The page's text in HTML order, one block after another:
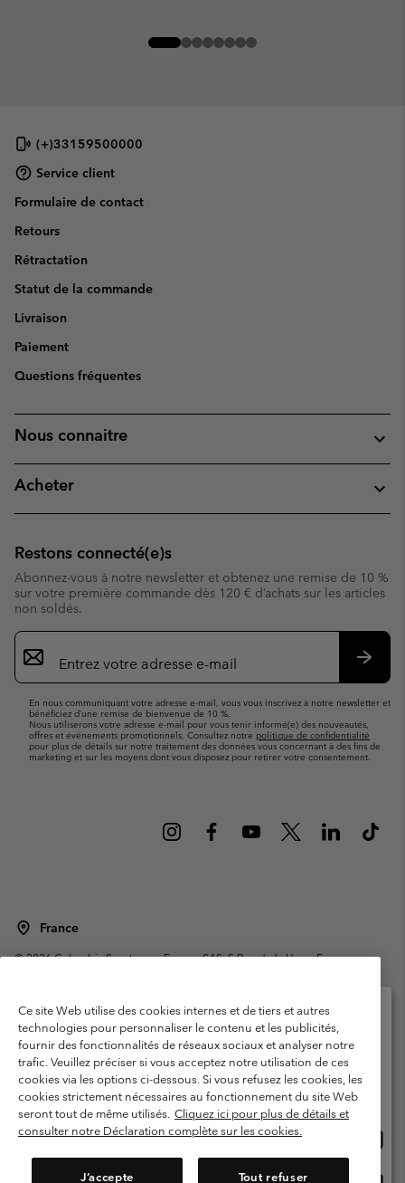
(+)33159500000
Service client
Formulaire de contact
Retours
Rétractation
Statut de la commande
Livraison
Paiement
Questions fréquentes
Nous connaitre
Acheter
Restons connecté(e)s
Abonnez-vous à notre newsletter et obtenez une remise de 10 %
sur votre première commande dès 120 € d’achats sur les articles
non soldés.
Inscription
par
e-
En nous communiquant votre adresse e-mail, vous vous inscrivez à notre newsletter et
bénéficiez d’une remise de bienvenue de 10 %.
Nous utiliserons votre adresse e-mail pour vous tenir informé(e) des nouveautés,
offres et événements promotionnels. Consultez notre politique de confidentialité
pour plus de détails sur notre traitement des données vous concernant à des fins de
marketing et sur les moyens dont vous disposez pour retirer votre consentement.
France
©2026Columbia Sportswear Europe SAS. 5 Rue de la Haye, Espace
Garanties Légales
Politique de confidentialité
Conditions d'utilisation - Membres
Conditions D'utilisation - Contenu généré par l'utilisateur
Impressum
Cookies
Public CBCR
Service client: Lun - Sam de 9h à 13h et de 14h à 18h
Ce site Web utilise des cookies internes et de tiers et autres
technologies pour personnaliser le contenu et les publicités,
fournir des fonctionnalités de réseaux sociaux et analyser notre
trafic. Veuillez préciser si vous acceptez notre utilisation de ces
cookies via les options ci-dessous. Si vous refusez les cookies, les
cookies strictement nécessaires au fonctionnement du site Web
seront tout de même utilisés. Cliquez ici pour plus de détails et
consulter notre Déclaration complète sur les cookies.
J’accepte Tout refuser
Veuillez sélectionner votre pays d’expédition et
votre langue
Achats en ligne disponibles
United States
ligne